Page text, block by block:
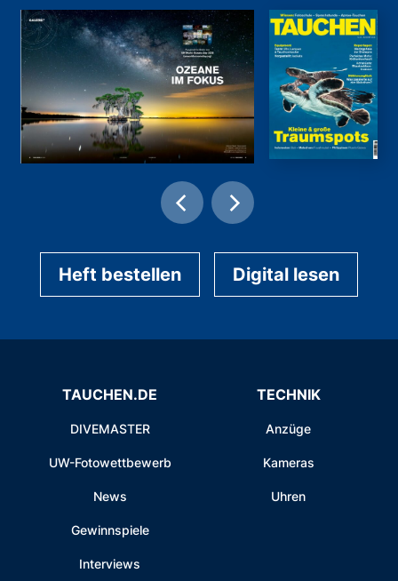
Heft bestellen Digital lesen
TAUCHEN.DE
DIVEMASTER
UW-Fotowettbewerb
News
Gewinnspiele
Interviews
TECHNIK
Anzüge
Kameras
Uhren